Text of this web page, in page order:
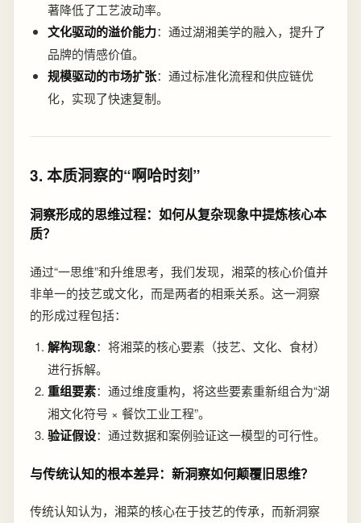
著降低了工艺波动率。
文化驱动的溢价能力：通过湖湘美学的融入，提升了
品牌的情感价值。
规模驱动的市场扩张：通过标准化流程和供应链优
化，实现了快速复制。
3. 本质洞察的“啊哈时刻”
洞察形成的思维过程：如何从复杂现象中提炼核心本
质？
通过“一思维”和升维思考，我们发现，湘菜的核心价值并
非单一的技艺或文化，而是两者的相乘关系。这一洞察
的形成过程包括：
解构现象：将湘菜的核心要素（技艺、文化、食材）
进行拆解。
重组要素：通过维度重构，将这些要素重新组合为“湖
湘文化符号 × 餐饮工业工程”。
验证假设：通过数据和案例验证这一模型的可行性。
与传统认知的根本差异：新洞察如何颠覆旧思维？
传统认知认为，湘菜的核心在于技艺的传承，而新洞察